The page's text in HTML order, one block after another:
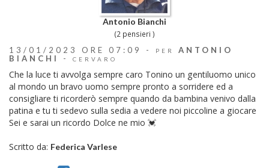
Antonio Bianchi
(2 pensieri )
13/01/2023 ORE 07:09 - PER
ANTONIO
BIANCHI
- CERVARO
Che la luce ti avvolga sempre caro Tonino un gentiluomo unico
al mondo un bravo uomo sempre pronto a sorridere ed a
consigliare ti ricorderò sempre quando da bambina venivo dalla
patina e tu ti sedevo sulla sedia a vedere noi piccoline a giocare
Sei e sarai un ricordo Dolce ne mio 💓
Scritto da: Federica Varlese